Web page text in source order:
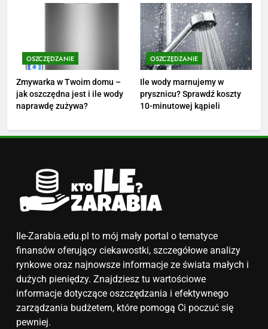
Ile zarabia florysta — średnie
zarobki, dodatki i sposoby na
podwyżkę
ZAROBKI
4
matematyki: średnie zarobki,
Ile zarabia podolog: poznajmy
średnie zarobki na tym
ZAROBKI
6
Akcje charytatywne w szkole:
pomysły i przykłady, które
zainspirują
ZAROBKI
OSZCZĘDZANIE
Zmywarka w Twoim domu –
jak oszczędna jest i ile wody
naprawdę zużywa?
OSZCZĘDZANIE
Ile wody marnujemy w
prysznicu? Sprawdź koszty
10-minutowej kąpieli
Ile-Zarabia.edu.pl to mój mały portal o tematyce
finansów oferujący ciekawostki, szczegółowe analizy
rynkowe oraz najnowsze informacje ze świata małych i
dużych pieniędzy. Znajdziesz tu wartościowe
informacje dotyczące oszczędzania i efektywnego
zarządzania budżetem, które pomogą Ci poczuć się
pewniej.